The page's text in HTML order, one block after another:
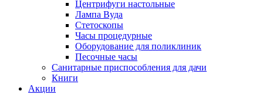
Центрифуги настольные
Лампа Вуда
Стетоскопы
Часы процедурные
Оборудование для поликлиник
Песочные часы
Санитарные приспособления для дачи
Книги
Акции